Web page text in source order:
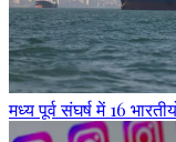
मध्य पूर्व संघर्ष में 16